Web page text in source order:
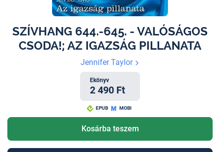
SZÍVHANG 644.-645. - VALÓSÁGOS
CSODA!; AZ IGAZSÁG PILLANATA
Jennifer Taylor
Ekönyv
2 490 Ft
EPUB MOBI
Kosárba teszem